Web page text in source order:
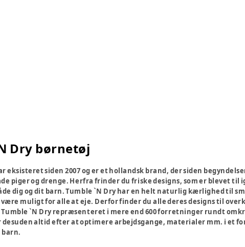
Dry børnetøj
eksisteret siden 2007 og er et hollandsk brand, der siden
piger og drenge. Herfra frinder du friske designs, som er blevet
dig og dit barn. Tumble `N Dry har en helt naturlig kærlighed til
muligt for alle at eje. Derfor finder du alle deres designs til
Tumble `N Dry repræsenteret i mere end 600 forretninger rundt
altid efter at optimere arbejdsgange, materialer mm. i et
barn.